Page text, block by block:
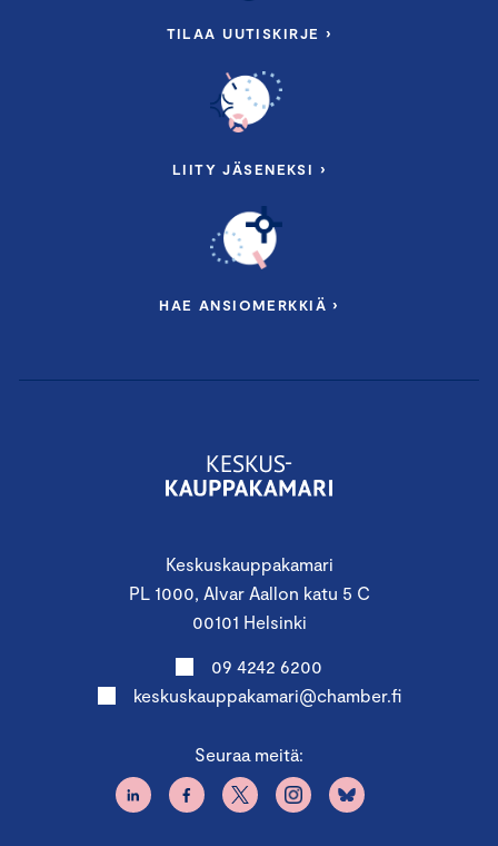
Keskuskauppakamari
PL 1000, Alvar Aallon katu 5 C
00101 Helsinki
09 4242 6200
keskuskauppakamari@chamber.fi
Seuraa meitä:
TILAA UUTISKIRJE ›
LIITY JÄSENEKSI ›
HAE ANSIOMERKKIÄ ›